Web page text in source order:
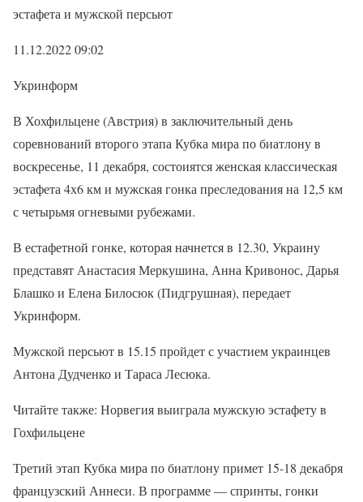
эстафета и мужской персьют
11.12.2022 09:02
Укринформ
В Хохфильцене (Австрия) в заключительный день
соревнований второго этапа Кубка мира по биатлону в
воскресенье, 11 декабря, состоиятся женская классическая
эстафета 4х6 км и мужская гонка преследования на 12,5 км
с четырьмя огневыми рубежами.
В естафетной гонке, которая начнется в 12.30, Украину
представят Анастасия Меркушина, Анна Кривонос, Дарья
Блашко и Елена Билосюк (Пидгрушная), передает
Укринформ.
Мужской персьют в 15.15 пройдет с участием украинцев
Антона Дудченко и Тараса Лесюка.
Читайте также: Норвегия выиграла мужскую эстафету в
Гохфильцене
Третий этап Кубка мира по биатлону примет 15-18 декабря
французский Аннеси. В программе — спринты, гонки